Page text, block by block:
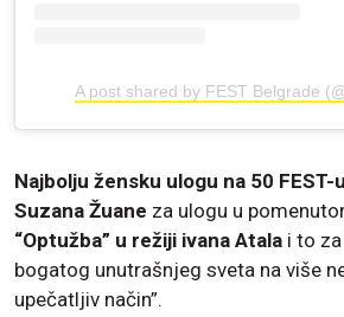
A post shared by FEST Belgrade
Najbolju žensku ulogu na 50 FEST-
Suzana Žuane za ulogu u
“Optužba” u režiji ivana Atala i to
bogatog unutrašnjeg sveta na više
upečatljiv način”.